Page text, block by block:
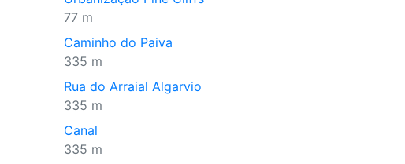
77 m
Caminho do Paiva
335 m
Rua do Arraial Algarvio
335 m
Canal
335 m